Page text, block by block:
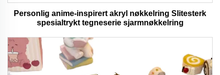
Personlig anime-inspirert akryl nøkkelring Slitesterk
spesialtrykt tegneserie sjarmnøkkelring